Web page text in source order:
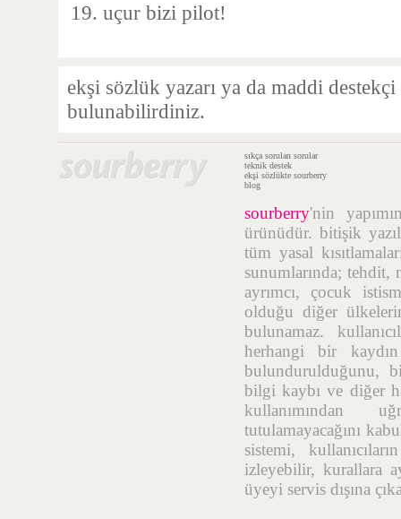
uçur bizi pilot!
ekşi sözlük yazarı ya da maddi
bulunabilirdiniz.
sıkça sorulan sorular
teknik destek
ekşi sözlükte sourberry
blog
sourberry'nin
ürünüdür. bitişik
tüm yasal
sunumlarında; tehdit,
ayrımcı, çocuk
olduğu diğer ülkelerin
bulunamaz.
herhangi bir
bulundurulduğunu,
bilgi kaybı ve diğer
kullanımından
tutulamayacağını
sistemi,
izleyebilir, kurallara
üyeyi servis dışına